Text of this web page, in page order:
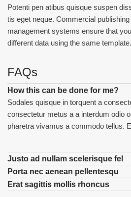
Potenti pen atibus quisque suspen
tis eget neque. Commercial
management systems ensure that
different data using the same template.
FAQs
How this can be done for me?
Sodales quisque in torquent a
consectetur metus a a interdum odio
pharetra vivamus a commodo tellus.
Justo ad nullam scelerisque fel
Porta nec aenean pellentesqu
Erat sagittis mollis rhoncus